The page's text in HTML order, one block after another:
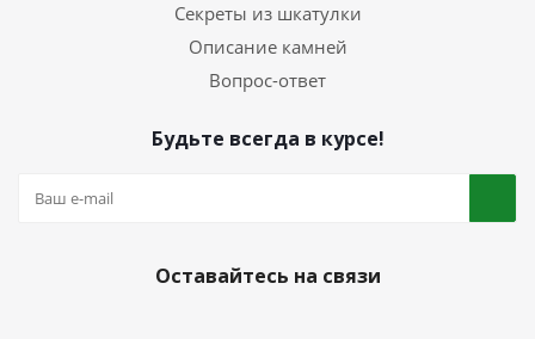
Секреты из шкатулки
Описание камней
Вопрос-ответ
Будьте всегда в курсе!
Оставайтесь на связи